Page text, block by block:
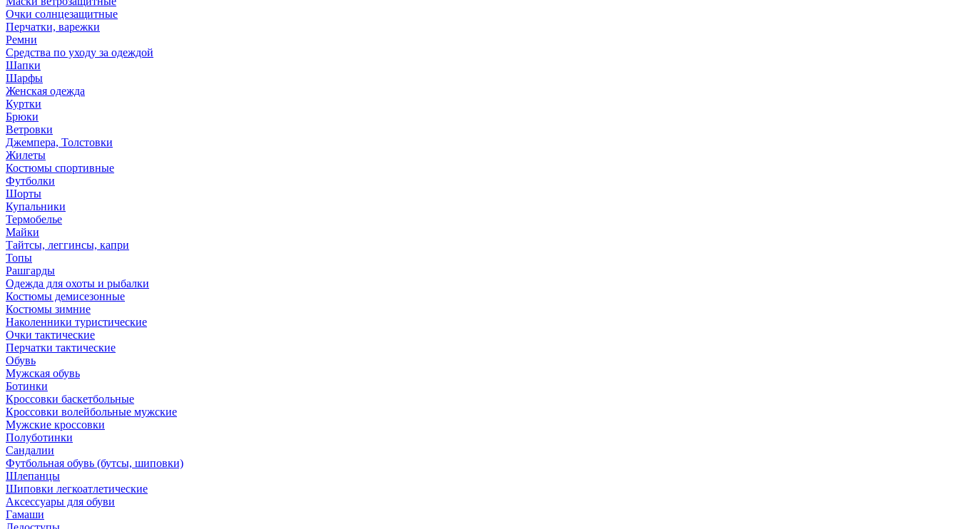
Очки солнцезащитные
Перчатки, варежки
Ремни
Средства по уходу за одеждой
Шапки
Шарфы
Женская одежда
Куртки
Брюки
Ветровки
Джемпера, Толстовки
Жилеты
Костюмы спортивные
Футболки
Шорты
Купальники
Термобелье
Майки
Тайтсы, леггинсы, капри
Топы
Рашгарды
Одежда для охоты и рыбалки
Костюмы демисезонные
Костюмы зимние
Наколенники туристические
Очки тактические
Перчатки тактические
Обувь
Мужская обувь
Ботинки
Кроссовки баскетбольные
Кроссовки волейбольные мужские
Мужские кроссовки
Полуботинки
Сандалии
Футбольная обувь (бутсы, шиповки)
Шлепанцы
Шиповки легкоатлетические
Аксессуары для обуви
Гамаши